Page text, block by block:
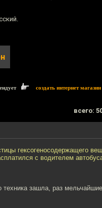
создать интернет магазин
всего:
гексогеносодержащего
с водителем
техника зашла, раз